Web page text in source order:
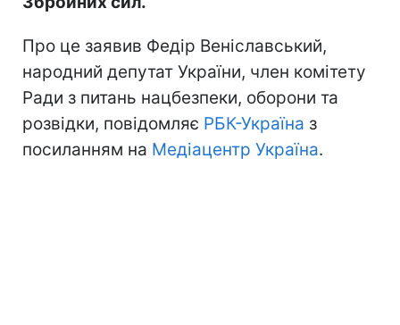
Про це заявив Федір Веніславський,
народний депутат України, член комітету
Ради з питань нацбезпеки, оборони та
розвідки, повідомляє РБК-Україна з
посиланням на Медіацентр Україна.